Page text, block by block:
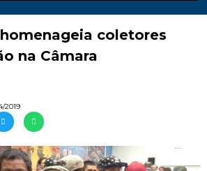
coletores
na Câmara
2019